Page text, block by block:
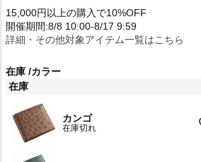
15,000円以上の購入で10%OFF
開催期間:8/8 10:00-8/17 9:59
詳細・その他対象アイテム一覧はこちら
在庫 カラー
在庫
カンゴ
在庫切れ